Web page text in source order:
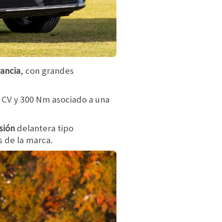
, con grandes
y 300 Nm asociado a una
delantera tipo
de la marca.